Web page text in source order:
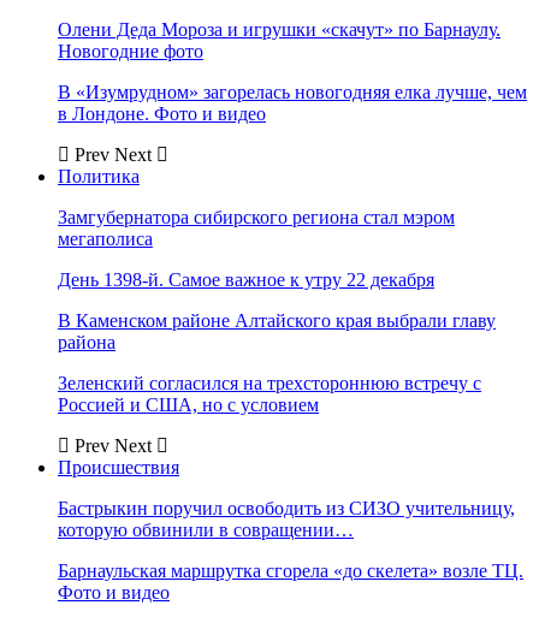
Олени Деда Мороза и игрушки «скачут» по Барнаулу.
Новогодние фото
В «Изумрудном» загорелась новогодняя елка лучше, чем
в Лондоне. Фото и видео
Prev Next
Политика
Замгубернатора сибирского региона стал мэром
мегаполиса
День 1398-й. Самое важное к утру 22 декабря
В Каменском районе Алтайского края выбрали главу
района
Зеленский согласился на трехстороннюю встречу с
Россией и США, но с условием
Prev Next
Происшествия
Бастрыкин поручил освободить из СИЗО учительницу,
которую обвинили в совращении…
Барнаульская маршрутка сгорела «до скелета» возле ТЦ.
Фото и видео